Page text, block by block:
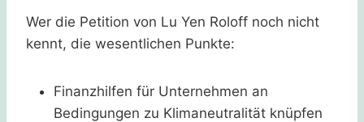
Wer die Petition von Lu Yen Roloff noch nicht
kennt, die wesentlichen Punkte:
Finanzhilfen für Unternehmen an
Bedingungen zu Klimaneutralität knüpfen